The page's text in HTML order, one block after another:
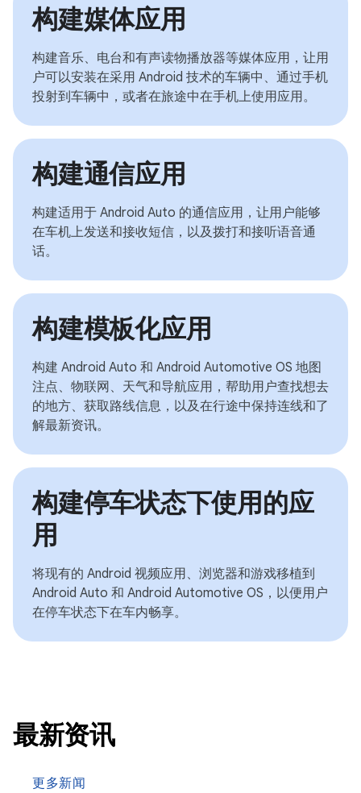
构建媒体应用
构建音乐、电台和有声读物播放器等媒体应用，让用
户可以安装在采用 Android 技术的车辆中、通过手机
投射到车辆中，或者在旅途中在手机上使用应用。
构建通信应用
构建适用于 Android Auto 的通信应用，让用户能够
在车机上发送和接收短信，以及拨打和接听语音通
话。
构建模板化应用
构建 Android Auto 和 Android Automotive OS 地图
注点、物联网、天气和导航应用，帮助用户查找想去
的地方、获取路线信息，以及在行途中保持连线和了
解最新资讯。
构建停车状态下使用的应
用
将现有的 Android 视频应用、浏览器和游戏移植到
Android Auto 和 Android Automotive OS，以便用户
在停车状态下在车内畅享。
最新资讯
更多新闻